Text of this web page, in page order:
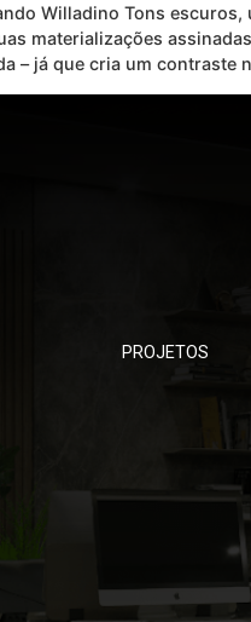
Willadino Tons
materializações
– já que cria um
PROJETOS